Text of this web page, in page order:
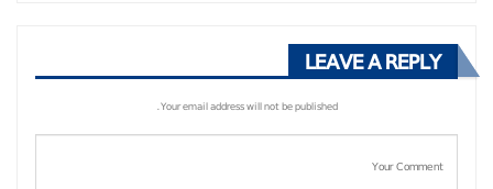
LEAVE A REPLY
Your email address will not be published.